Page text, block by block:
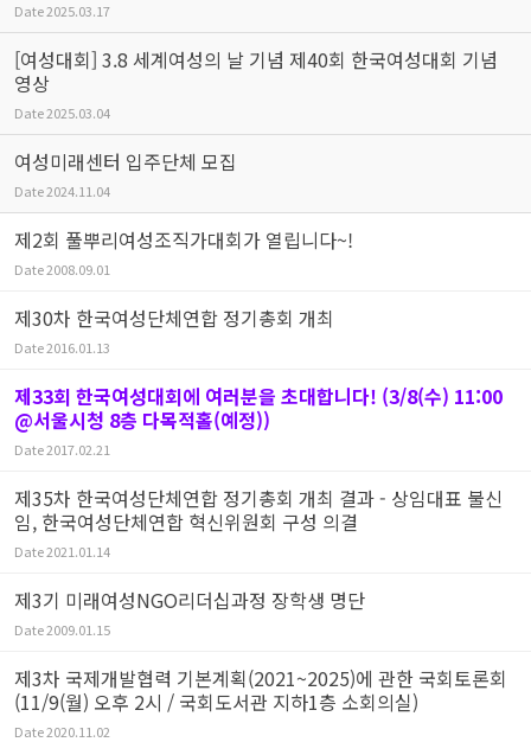
Date2025.03.17
[여성대회] 3.8 세계여성의 날 기념 제40회 한국여성대회 기념
영상
Date2025.03.04
여성미래센터 입주단체 모집
Date2024.11.04
제2회 풀뿌리여성조직가대회가 열립니다~!
Date2008.09.01
제30차 한국여성단체연합 정기총회 개최
Date2016.01.13
제33회 한국여성대회에 여러분을 초대합니다! (3/8(수) 11:00
@서울시청 8층 다목적홀(예정))
Date2017.02.21
제35차 한국여성단체연합 정기총회 개최 결과 - 상임대표 불신
임, 한국여성단체연합 혁신위원회 구성 의결
Date2021.01.14
제3기 미래여성NGO리더십과정 장학생 명단
Date2009.01.15
제3차 국제개발협력 기본계획(2021~2025)에 관한 국회토론회
(11/9(월) 오후 2시 / 국회도서관 지하1층 소회의실)
Date2020.11.02